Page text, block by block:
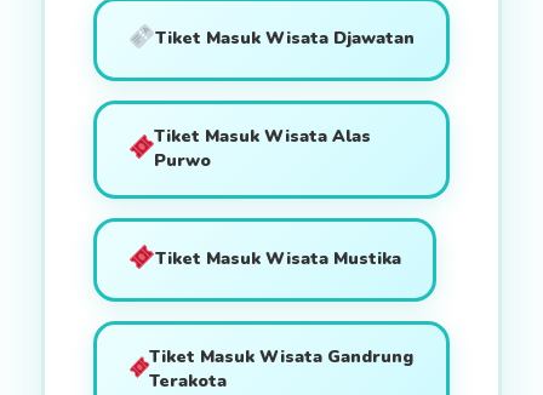
Tiket Masuk Wisata Djawatan
Tiket Masuk Wisata Alas
Purwo
Tiket Masuk Wisata Mustika
Tiket Masuk Wisata Gandrung
Terakota